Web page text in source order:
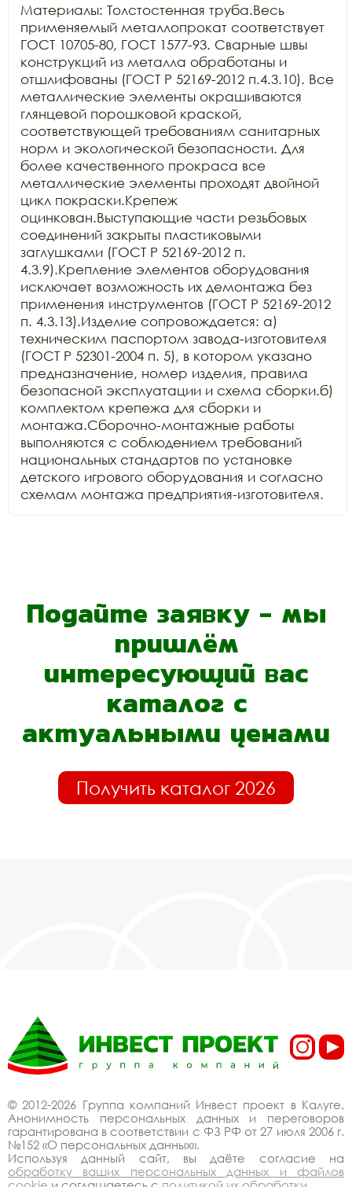
Материалы: Толстостенная труба.Весь
применяемый металлопрокат соответствует
ГОСТ 10705-80, ГОСТ 1577-93. Сварные швы
конструкций из металла обработаны и
отшлифованы (ГОСТ Р 52169-2012 п.4.3.10). Все
металлические элементы окрашиваются
глянцевой порошковой краской,
соответствующей требованиям санитарных
норм и экологической безопасности. Для
более качественного прокраса все
металлические элементы проходят двойной
цикл покраски.Крепеж
оцинкован.Выступающие части резьбовых
соединений закрыты пластиковыми
заглушками (ГОСТ Р 52169-2012 п.
4.3.9).Крепление элементов оборудования
исключает возможность их демонтажа без
применения инструментов (ГОСТ Р 52169-2012
п. 4.3.13).Изделие сопровождается: а)
техническим паспортом завода-изготовителя
(ГОСТ Р 52301-2004 п. 5), в котором указано
предназначение, номер изделия, правила
безопасной эксплуатации и схема сборки.б)
комплектом крепежа для сборки и
монтажа.Сборочно-монтажные работы
выполняются с соблюдением требований
национальных стандартов по установке
детского игрового оборудования и согласно
схемам монтажа предприятия-изготовителя.
Подайте заявку - мы
пришлём
интересующий вас
каталог с
актуальными ценами
Получить каталог 2026
© 2012-2026 Группа компаний Инвест проект в Калуге.
Анонимность персональных данных и переговоров
гарантирована в соответствии с ФЗ РФ от 27 июля 2006 г.
№152 «О персональных данных».
Используя данный сайт, вы даёте согласие на
обработку ваших персональных данных и файлов